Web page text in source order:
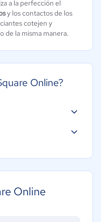
a la perfección el
y los contactos de los
cotejen y
de la misma manera.
Online?
Online